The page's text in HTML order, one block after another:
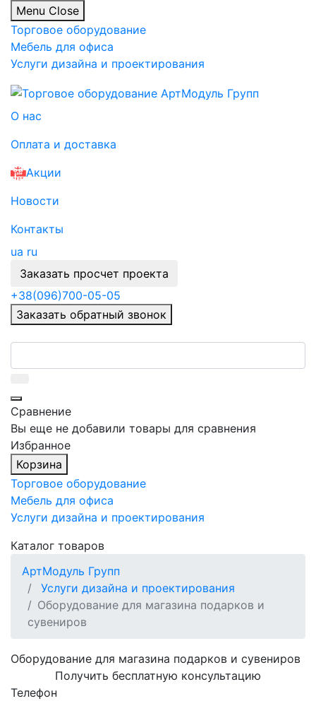
Menu Close
Торговое оборудование
Мебель для офиса
Услуги дизайна и проектирования
О нас
Оплата и доставка
Акции
Новости
Контакты
ua ru
Заказать просчет проекта
+38(096)700-05-05
Заказать обратный звонок
Сравнение
Вы еще не добавили товары для сравнения
Избранное
Корзина
Торговое оборудование
Мебель для офиса
Услуги дизайна и проектирования
Каталог товаров
АртМодуль Групп
Услуги дизайна и проектирования
Оборудование для магазина подарков и
сувениров
Оборудование для магазина подарков и сувениров
Получить бесплатную консультацию
Телефон